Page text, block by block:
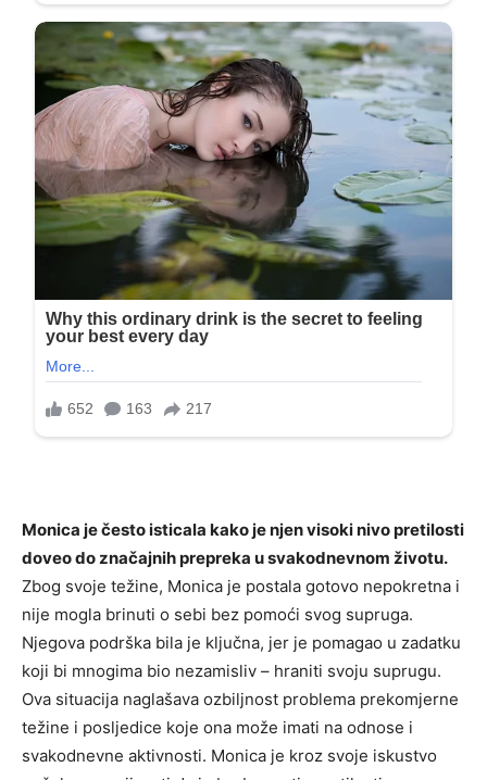
Monica je često isticala kako je njen visoki nivo pretilosti
doveo do značajnih prepreka u svakodnevnom životu.
Zbog svoje težine, Monica je postala gotovo nepokretna i
nije mogla brinuti o sebi bez pomoći svog supruga.
Njegova podrška bila je ključna, jer je pomagao u zadatku
koji bi mnogima bio nezamisliv – hraniti svoju suprugu.
Ova situacija naglašava ozbiljnost problema prekomjerne
težine i posljedice koje ona može imati na odnose i
svakodnevne aktivnosti. Monica je kroz svoje iskustvo